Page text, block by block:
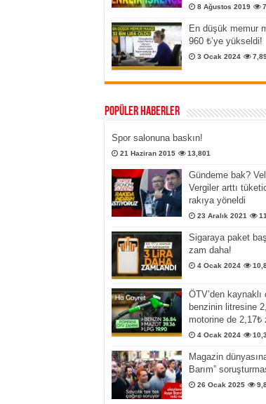
8 Ağustos 2019
En düşük memur
960 ₺’ye yükseldi!
3 Ocak 2024
Popüler Haberler
Spor salonuna baskın!
21 Haziran 2015 13,801
Gündeme bak?
Vergiler arttı
rakıya yöneldi
23 Aralık 2021
Sigaraya paket
zam daha!
4 Ocak 2024
ÖTV’den kaynaklı
benzinin litresine
motorine de 2,17₺
4 Ocak 2024
Magazin
Barım”
26 Ocak 2025